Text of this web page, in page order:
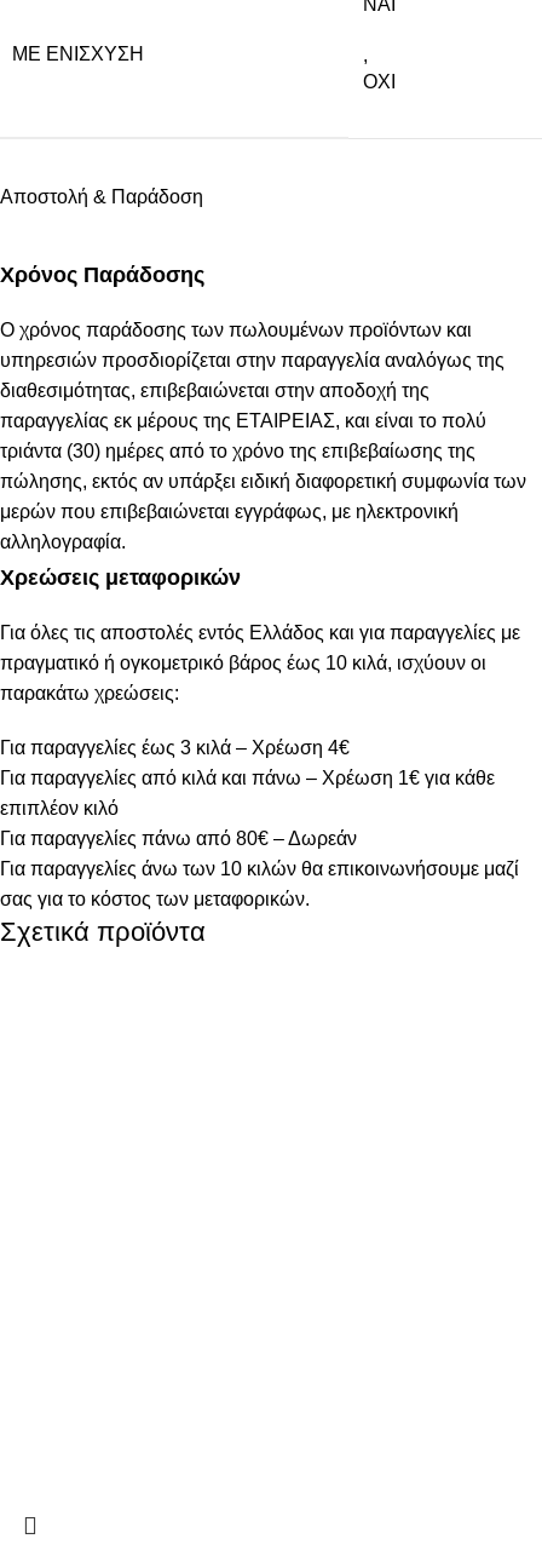
ΜΕ ΕΝΊΣΧΥΣΗ
NAI
,
ΟΧΙ
Αποστολή & Παράδοση
Χρόνος Παράδοσης
Ο χρόνος παράδοσης των πωλουμένων προϊόντων και
υπηρεσιών προσδιορίζεται στην παραγγελία αναλόγως της
διαθεσιμότητας, επιβεβαιώνεται στην αποδοχή της
παραγγελίας εκ μέρους της ΕΤΑΙΡΕΙΑΣ, και είναι το πολύ
τριάντα (30) ημέρες από το χρόνο της επιβεβαίωσης της
πώλησης, εκτός αν υπάρξει ειδική διαφορετική συμφωνία των
μερών που επιβεβαιώνεται εγγράφως, με ηλεκτρονική
αλληλογραφία.
Χρεώσεις μεταφορικών
Για όλες τις αποστολές εντός Ελλάδος και για παραγγελίες με
πραγματικό ή ογκομετρικό βάρος έως 10 κιλά, ισχύουν οι
παρακάτω χρεώσεις:
Για παραγγελίες έως 3 κιλά – Χρέωση 4€
Για παραγγελίες από κιλά και πάνω – Χρέωση 1€ για κάθε
επιπλέον κιλό
Για παραγγελίες πάνω από 80€ – Δωρεάν
Για παραγγελίες άνω των 10 κιλών θα επικοινωνήσουμε μαζί
σας για το κόστος των μεταφορικών.
Σχετικά προϊόντα